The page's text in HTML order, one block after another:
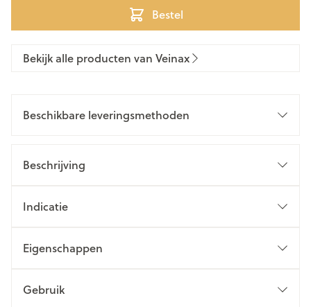
Bestel
Bekijk alle producten van Veinax
Beschikbare leveringsmethoden
Beschrijving
Indicatie
Eigenschappen
Gebruik